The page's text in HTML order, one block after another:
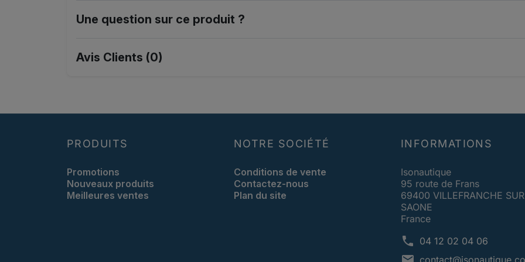
Une question sur ce produit ?
Avis Clients (0)
PRODUITS
Promotions
Nouveaux produits
Meilleures ventes
NOTRE SOCIÉTÉ
Conditions de vente
Contactez-nous
Plan du site
INFORMATIONS
Isonautique
95 route de Frans
69400 VILLEFRANCHE SUR
SAONE
France
phone 04 12 02 04 06